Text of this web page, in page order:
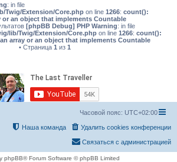
: in file
Twig/Extension/Core.php on line 1266: count():
or an object that implements Countable
[phpBB Debug] PHP Warning: in file
lib/Twig/Extension/Core.phpon line 1266: count():
array or an object that implements Countable
• Страница 1 из 1
Часовой пояс: UTC+02:00
Удалить cookies конференции
Наша команда
Связаться с администрацией
phpBB® Forum Software © phpBB Limited